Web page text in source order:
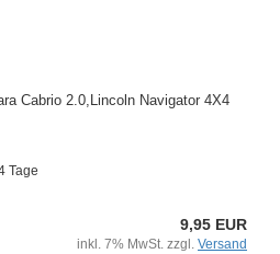
Cabrio 2.0,Lincoln Navigator 4X4
Tage
9,95 EUR
inkl. 7% MwSt. zzgl. Versand